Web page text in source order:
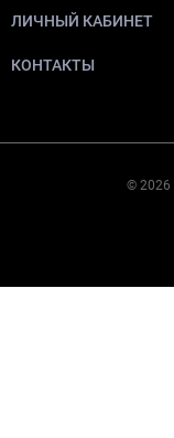
ЛИЧНЫЙ КАБИНЕТ
КОНТАКТЫ
© 2026